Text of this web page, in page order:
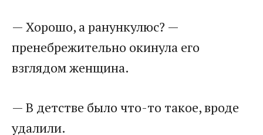
— Хорошо, а ранункулюс? —
пренебрежительно окинула его
взглядом женщина.
— В детстве было что-то такое, вроде
удалили.